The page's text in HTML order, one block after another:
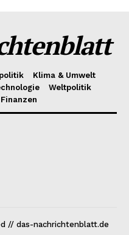
Klima & Umwelt
Weltpolitik
// das-nachrichtenblatt.de